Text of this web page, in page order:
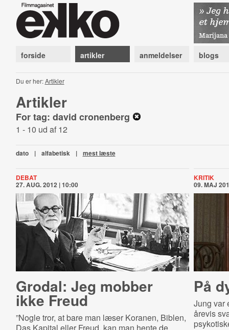
forside artikler anmeldelser blogs
Du er her:Artikler
Artikler
For tag: david cronenberg
1 - 10 ud af 12
dato | alfabetisk | mest læste
DEBAT
27. AUG. 2012 | 10:00
Grodal: Jeg mobber
ikke Freud
”Nogle tror, at bare man læser Koranen, Biblen,
KRITIK
09. MAJ
På
Jung var
årevis